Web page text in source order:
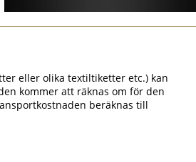
eller olika textiltiketter etc.) kan
kommer att räknas om för den
beräknas till